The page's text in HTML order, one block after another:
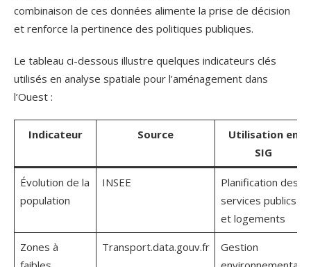
combinaison de ces données alimente la prise de décision
et renforce la pertinence des politiques publiques.
Le tableau ci-dessous illustre quelques indicateurs clés
utilisés en analyse spatiale pour l’aménagement dans
l’Ouest :
Indicateur Source
Utilisation en
SIG
Évolution de la
population
INSEE
Planification des
services publics
et logements
Zones à
Transport.data.gouv.fr
Gestion